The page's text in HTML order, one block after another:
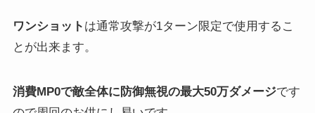
ワンショット は通常攻撃が1ターン限定で使用するこ
とが出来ます。
消費MP0で敵全体に防御無視の最大50万ダメージです